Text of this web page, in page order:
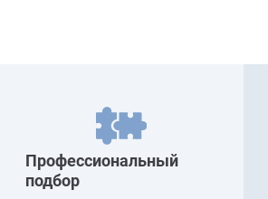
Профессиональный
подбор